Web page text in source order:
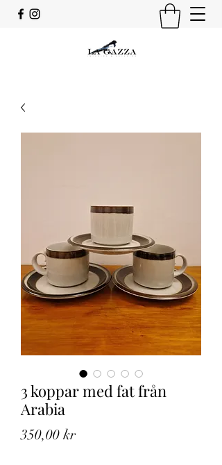
3 koppar med fat från
Arabia
350,00 krPris